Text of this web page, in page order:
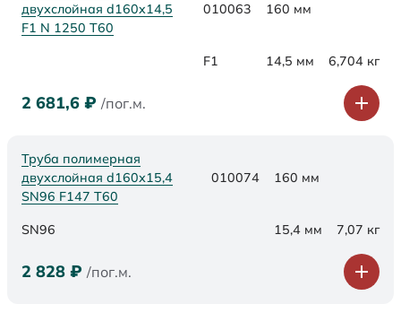
двухслойная d160x14,5
F1 N 1250 Т60
010063 160 мм
F1 14,5 мм 6,704 кг
2 681,6 ₽ /пог.м.
Труба полимерная
двухслойная d160х15,4
SN96 F147 Т60
010074 160 мм
SN96 15,4 мм 7,07 кг
2 828 ₽ /пог.м.